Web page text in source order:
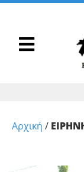
Αρχική /